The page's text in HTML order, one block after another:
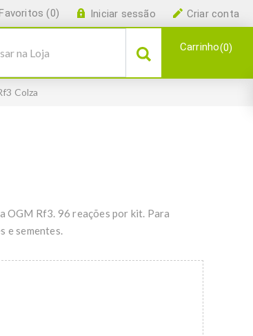
Criar conta
Iniciar sessão
(0)
Carrinho 0
Colza
OGM Rf3. 96 reações por kit. Para
e sementes.